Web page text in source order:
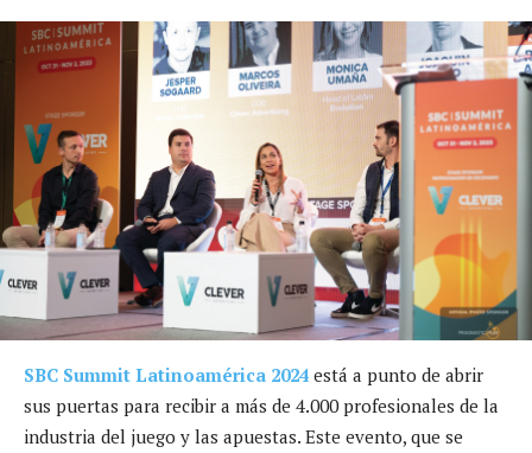
SBC Summit Latinoamérica 2024 está a punto de abrir
sus puertas para recibir a más de 4.000 profesionales de la
industria del juego y las apuestas. Este evento, que se